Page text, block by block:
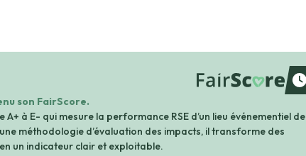
waiting
son FairScore.
à E- qui mesure la performance RSE d’un lieu événementiel de
méthodologie d’évaluation des impacts, il transforme des
un indicateur clair et exploitable.